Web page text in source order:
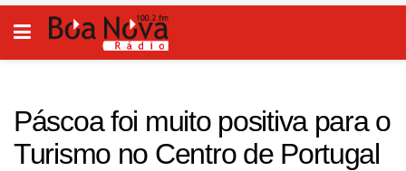
Páscoa foi muito positiva para o
Turismo no Centro de Portugal